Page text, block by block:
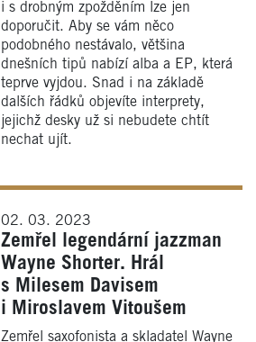
i s drobným zpožděním lze jen
doporučit. Aby se vám něco
podobného nestávalo, většina
dnešních tipů nabízí alba a EP, která
teprve vyjdou. Snad i na základě
dalších řádků objevíte interprety,
jejichž desky už si nebudete chtít
nechat ujít.
02. 03. 2023
Zemřel legendární jazzman
Wayne Shorter. Hrál
s Milesem Davisem
i Miroslavem Vitoušem
Zemřel saxofonista a skladatel Wayne